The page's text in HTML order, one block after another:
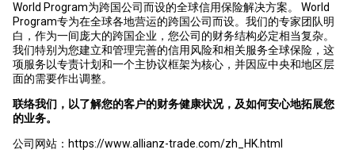
World Program为跨国公司而设的全球信用保险解决方案。 World
Program专为在全球各地营运的跨国公司而设。我们的专家团队明
白，作为一间庞大的跨国企业，您公司的财务结构必定相当复杂。
我们特别为您建立和管理完善的信用风险和相关服务全球保险，这
项服务以专责计划和一个主协议框架为核心，并因应中央和地区层
面的需要作出调整。
联络我们，以了解您的客户的财务健康状况，及如何安心地拓展您
的业务。
公司网站：https://www.allianz-trade.com/zh_HK.html